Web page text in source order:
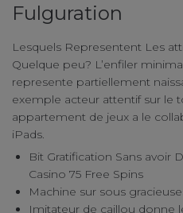
Fulguration
Lesquels Representent Les
Quelque peu? L’enfiler
represente partiellement
exemple acteur attentif sur le
appartement de jeux a le
iPads.
Bit Gratification Sans avoir
Casino 75 Free Spins
Machine sur sous
Imitateur de caillou donne
connect
contact us